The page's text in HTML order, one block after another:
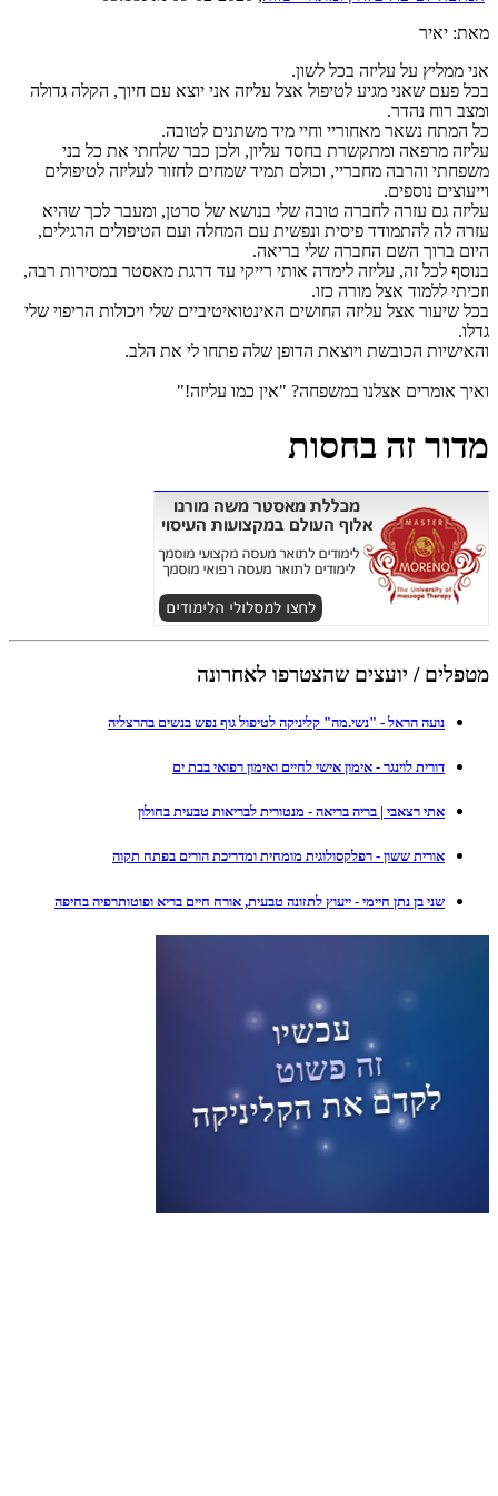
מאת: יאיר
אני ממליץ על עליזה בכל לשון.
בכל פעם שאני מגיע לטיפול אצל עליזה אני יוצא עם חיוך, הקלה גדולה
ומצב רוח נהדר.
כל המתח נשאר מאחוריי וחיי מיד משתנים לטובה.
עליזה מרפאה ומתקשרת בחסד עליון, ולכן כבר שלחתי את כל בני
משפחתי והרבה מחבריי, וכולם תמיד שמחים לחזור לעליזה לטיפולים
וייעוצים נוספים.
עליזה גם עזרה לחברה טובה שלי בנושא של סרטן, ומעבר לכך שהיא
עזרה לה להתמודד פיסית ונפשית עם המחלה ועם הטיפולים הרגילים,
היום ברוך השם החברה שלי בריאה.
בנוסף לכל זה, עליזה לימדה אותי רייקי עד דרגת מאסטר במסירות רבה,
וזכיתי ללמוד אצל מורה כזו.
בכל שיעור אצל עליזה החושים האינטואיטיביים שלי ויכולות הריפוי שלי
גדלו.
והאישיות הכובשת ויוצאת הדופן שלה פתחו לי את הלב.
ואיך אומרים אצלנו במשפחה? "אין כמו עליזה!"
מדור זה בחסות
מטפלים / יועצים שהצטרפו לאחרונה
נועה הראל - "נשי.מה" קליניקה לטיפול גוף נפש בנשים בהרצליה
דורית לוינגר - אימון אישי לחיים ואימון רפואי בבת ים
אתי רצאבי | בריה בריאה - מנטורית לבריאות טבעית בחולון
אורית ששון - רפלקסולוגית מומחית ומדריכת הורים בפתח תקוה
שני בן נתן חיימי - ייעוץ לתזונה טבעית, אורח חיים בריא ופוטותרפיה בחיפה